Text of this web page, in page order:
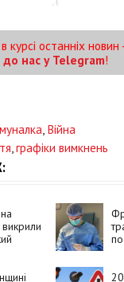
останніх новин
до нас у Telegram!
, Війна
,графіки вимкнень
їх